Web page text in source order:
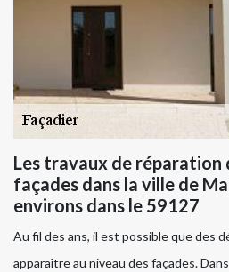
Les travaux de réparation
façades dans la ville de
environs dans le 59127
Au fil des ans, il est possible que des
apparaître au niveau des façades.